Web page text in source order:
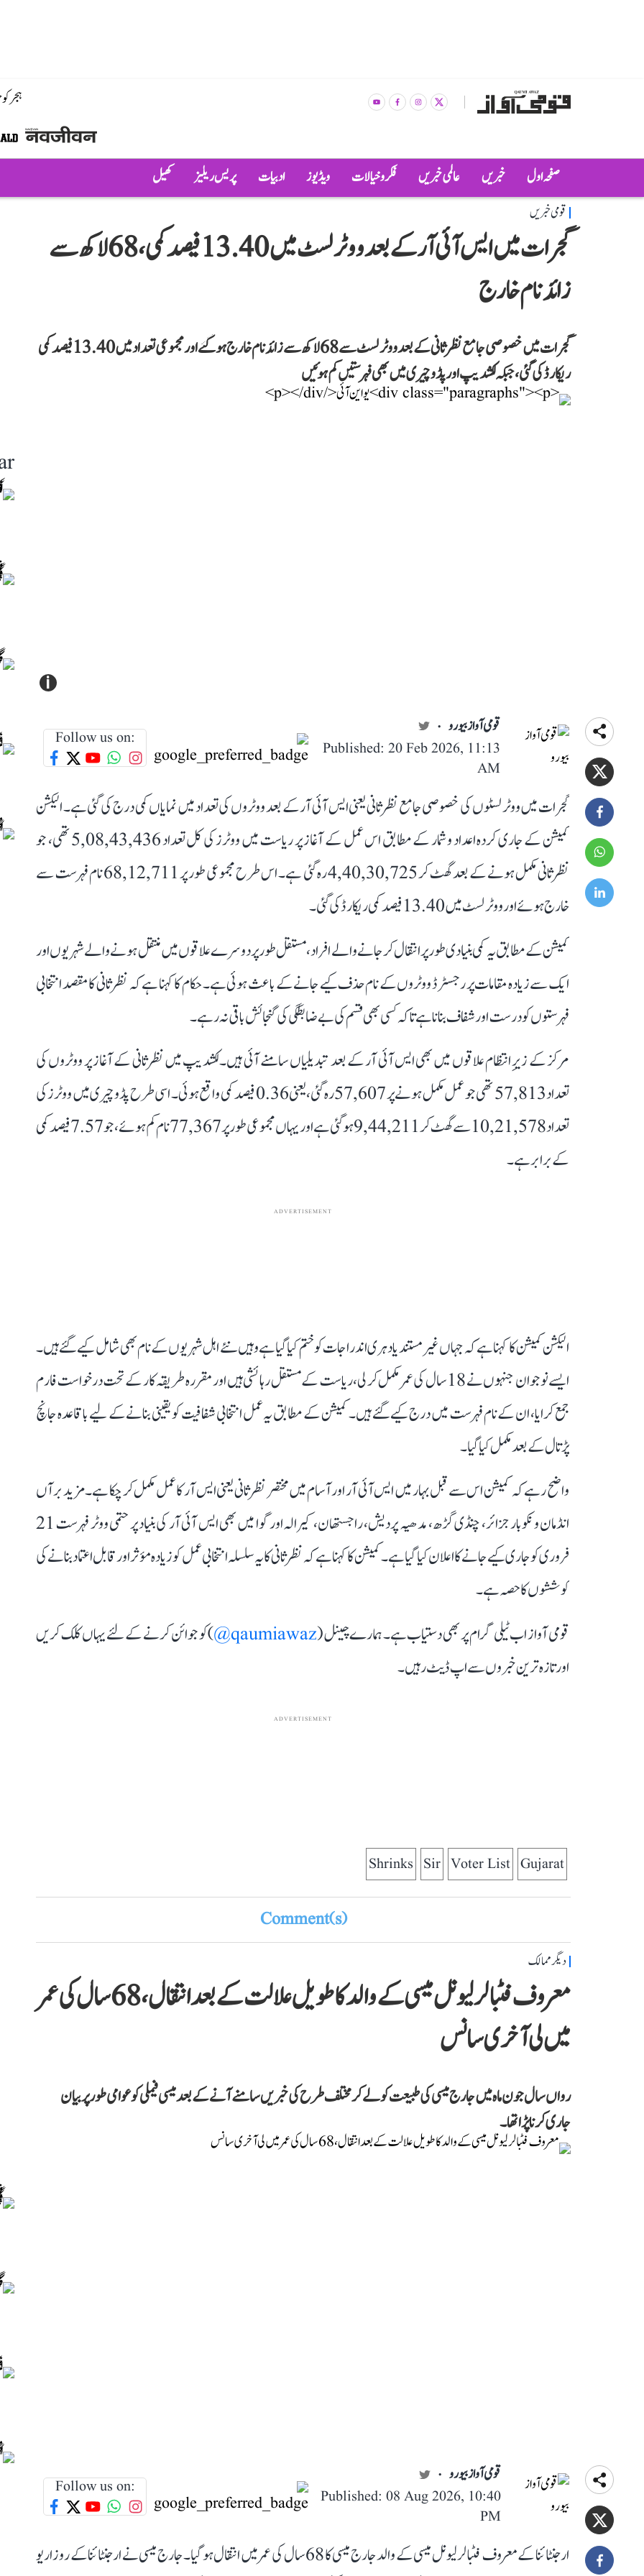
ہجر
صفحہ اول خبریں عالمی خبریں فکر و خیالات ویڈیوز ادبیات پریس ریلیز کھیل
قومی خبریں
گجرات میں ایس آئی آر کے بعد ووٹر لسٹ میں 13.40 فیصد کمی، 68 لاکھ سے
زائد نام خارج
گجرات میں خصوصی جامع نظرثانی کے بعد ووٹر لسٹ سے 68 لاکھ سے زائد نام خارج ہو گئے اور مجموعی تعداد میں 13.40 فیصد کمی
ریکارڈ کی گئی، جبکہ لکشدیپ اور پڈوچیری میں بھی فہرستیں کم ہوئیں
i
قومی آواز بیورو
Published: 20 Feb 2026, 11:13
AM
Follow us on:
گجرات میں ووٹر لسٹوں کی خصوصی جامع نظرثانی یعنی ایس آئی آر کے بعد ووٹروں کی تعداد میں نمایاں کمی درج کی گئی ہے۔ الیکشن
کمیشن کے جاری کردہ اعداد و شمار کے مطابق اس عمل کے آغاز پر ریاست میں ووٹرز کی کل تعداد 5,08,43,436 تھی، جو
نظرثانی مکمل ہونے کے بعد گھٹ کر 4,40,30,725 رہ گئی ہے۔ اس طرح مجموعی طور پر 68,12,711 نام فہرست سے
خارج ہوئے اور ووٹر لسٹ میں 13.40 فیصد کمی ریکارڈ کی گئی۔
کمیشن کے مطابق یہ کمی بنیادی طور پر انتقال کر جانے والے افراد، مستقل طور پر دوسرے علاقوں میں منتقل ہونے والے شہریوں اور
ایک سے زیادہ مقامات پر رجسٹرڈ ووٹروں کے نام حذف کیے جانے کے باعث ہوئی ہے۔ حکام کا کہنا ہے کہ نظرثانی کا مقصد انتخابی
فہرستوں کو درست اور شفاف بنانا ہے تاکہ کسی بھی قسم کی بے ضابطگی کی گنجائش باقی نہ رہے۔
مرکز کے زیرِ انتظام علاقوں میں بھی ایس آئی آر کے بعد تبدیلیاں سامنے آئی ہیں۔ لکشدیپ میں نظرثانی کے آغاز پر ووٹروں کی
تعداد 57,813 تھی جو عمل مکمل ہونے پر 57,607 رہ گئی، یعنی 0.36 فیصد کمی واقع ہوئی۔ اسی طرح پڈوچیری میں ووٹرز کی
تعداد 10,21,578 سے گھٹ کر 9,44,211 ہو گئی ہے اور یہاں مجموعی طور پر 77,367 نام کم ہوئے، جو 7.57 فیصد کمی
کے برابر ہے۔
ADVERTISEMENT
الیکشن کمیشن کا کہنا ہے کہ جہاں غیر مستند یا دہری اندراجات کو ختم کیا گیا ہے وہیں نئے اہل شہریوں کے نام بھی شامل کیے گئے ہیں۔
ایسے نوجوان جنہوں نے 18 سال کی عمر مکمل کر لی، ریاست کے مستقل رہائشی ہیں اور مقررہ طریقہ کار کے تحت درخواست فارم
جمع کرایا، ان کے نام فہرست میں درج کیے گئے ہیں۔ کمیشن کے مطابق یہ عمل انتخابی شفافیت کو یقینی بنانے کے لیے باقاعدہ جانچ
پڑتال کے بعد مکمل کیا گیا۔
واضح رہے کہ کمیشن اس سے قبل بہار میں ایس آئی آر اور آسام میں مختصر نظرثانی یعنی ایس آر کا عمل مکمل کر چکا ہے۔ مزید برآں
انڈمان و نکوبار جزائر، چنڈی گڑھ، مدھیہ پردیش، راجستھان، کیرالہ اور گوا میں بھی ایس آئی آر کی بنیاد پر حتمی ووٹر فہرست 21
فروری کو جاری کیے جانے کا اعلان کیا گیا ہے۔ کمیشن کا کہنا ہے کہ نظرثانی کا یہ سلسلہ انتخابی عمل کو زیادہ مؤثر اور قابل اعتماد بنانے کی
کوششوں کا حصہ ہے۔
قومی آواز اب ٹیلی گرام پر بھی دستیاب ہے۔ ہمارے چینل (qaumiawaz@
) کو جوائن کرنے کے لئے یہاں کلک کریں
اور تازہ ترین خبروں سے اپ ڈیٹ رہیں۔
ADVERTISEMENT
Gujarat
Voter List
Sir
Shrinks
Comment(s)
دیگر ممالک
معروف فٹبالر لیونل میسی کے والد کا طویل علالت کے بعد انتقال، 68 سال کی عمر
میں لی آخری سانس
رواں سال جون ماہ میں جارج میسی کی طبیعت کو لے کر مختلف طرح کی خبریں سامنے آنے کے بعد میسی فیملی کو عوامی طور پر بیان
جاری کرنا پڑا تھا۔
قومی آواز بیورو
Published: 08 Aug 2026, 10:40
PM
Follow us on:
ارجنٹائنا کے معروف فٹبالر لیونل میسی کے والد جارج میسی کا 68 سال کی عمر میں انتقال ہو گیا۔ جارج میسی نے ارجنٹائنا کے روزاریو